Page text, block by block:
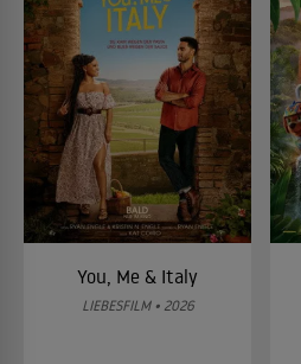
You, Me & Italy
LIEBESFILM • 2026